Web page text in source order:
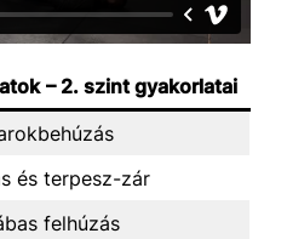
– 2. szint gyakorlatai
és terpesz-zár
felhúzás